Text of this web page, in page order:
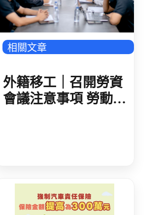
相關文章
外籍移工｜召開勞資
會議注意事項 勞動部